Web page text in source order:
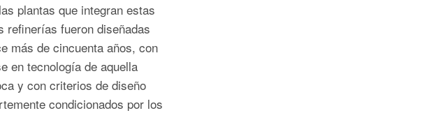
plantas que integran estas
refinerías fueron diseñadas
más de cincuenta años, con
en tecnología de aquella
y con criterios de diseño
condicionados por los